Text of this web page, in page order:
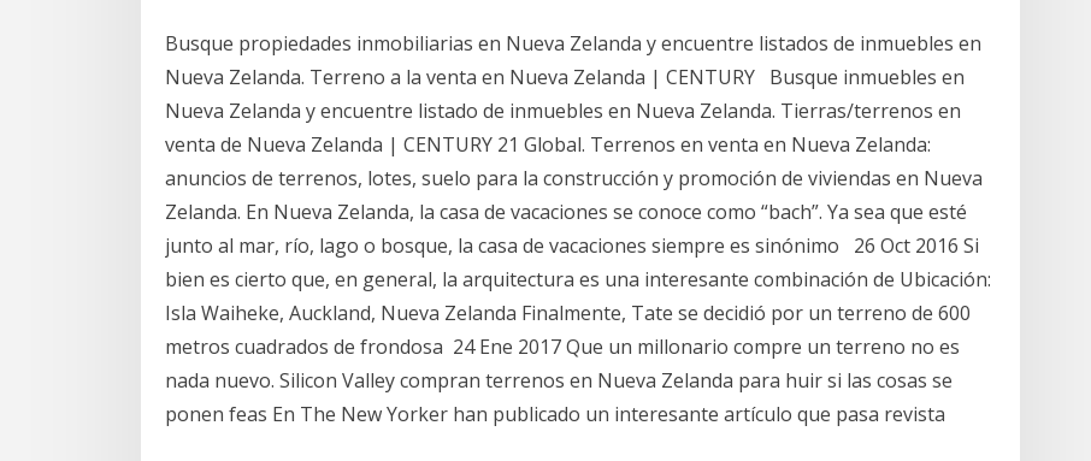
Busque propiedades inmobiliarias en Nueva Zelanda y encuentre listados de inmuebles en
Nueva Zelanda. Terreno a la venta en Nueva Zelanda | CENTURY Busque inmuebles en
Nueva Zelanda y encuentre listado de inmuebles en Nueva Zelanda. Tierras/terrenos en
venta de Nueva Zelanda | CENTURY 21 Global. Terrenos en venta en Nueva Zelanda:
anuncios de terrenos, lotes, suelo para la construcción y promoción de viviendas en Nueva
Zelanda. En Nueva Zelanda, la casa de vacaciones se conoce como “bach”. Ya sea que esté
junto al mar, río, lago o bosque, la casa de vacaciones siempre es sinónimo 26 Oct 2016 Si
bien es cierto que, en general, la arquitectura es una interesante combinación de Ubicación:
Isla Waiheke, Auckland, Nueva Zelanda Finalmente, Tate se decidió por un terreno de 600
metros cuadrados de frondosa 24 Ene 2017 Que un millonario compre un terreno no es
nada nuevo. Silicon Valley compran terrenos en Nueva Zelanda para huir si las cosas se
ponen feas En The New Yorker han publicado un interesante artículo que pasa revista